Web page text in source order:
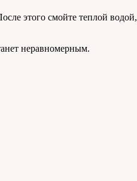
этого смойте теплой
неравномерным.